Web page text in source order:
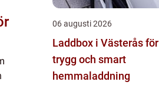
06 augusti 2026
Laddbox i Västerås för
trygg och smart
hemmaladdning